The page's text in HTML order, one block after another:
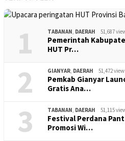
1 TABANAN, DAERAH 51,687
Pemerintah
HUT Pr…
2 GIANYAR, DAERAH 51,472
Pemkab Gianyar
Gratis Ana…
3 TABANAN, DAERAH 51,115
Festival Perdana
Promosi Wi…